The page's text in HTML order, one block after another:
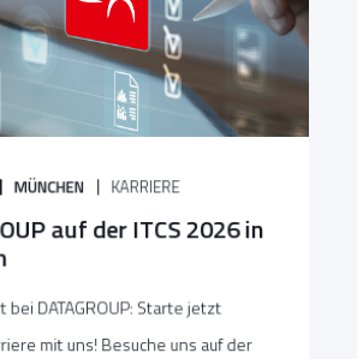
MÜNCHEN KARRIERE
auf der ITCS 2026 in
DATAGROUP: Starte jetzt
mit uns! Besuche uns auf der